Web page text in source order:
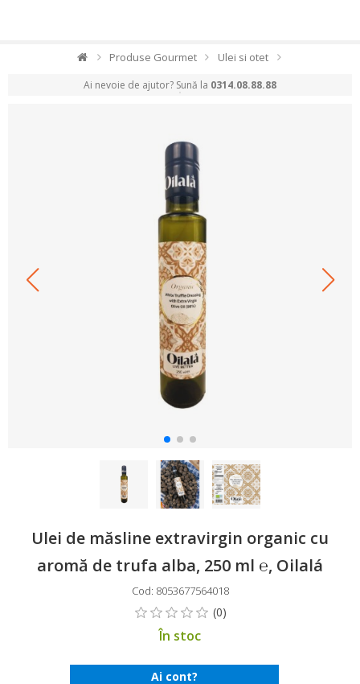
Produse Gourmet Ulei si otet
Ai nevoie de ajutor? Sună la 0314.08.88.88
Ulei de măsline extravirgin organic cu
aromă de trufa alba, 250 ml ℮, Oilalá
Cod: 8053677564018
În stoc
Ai cont?